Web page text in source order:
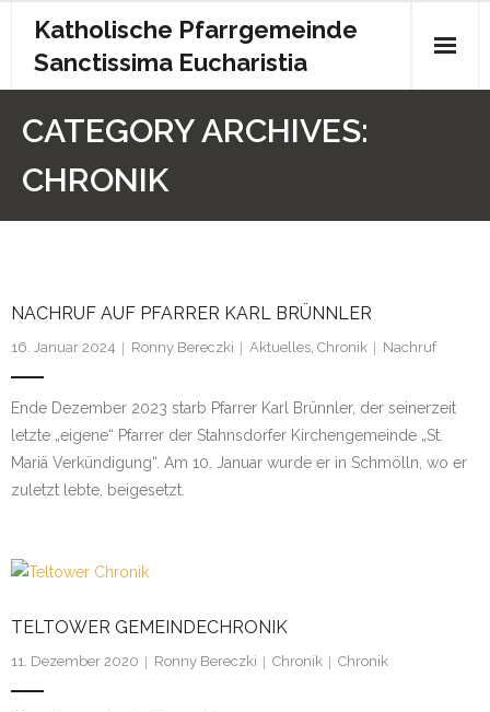
Katholische Pfarrgemeinde
Sanctissima Eucharistia
Archiv
Chronik
Impressum
CATEGORY ARCHIVES:
CHRONIK
NACHRUF AUF PFARRER KARL BRÜNNLER
16. Januar 2024 Ronny Bereczki Aktuelles, Chronik Nachruf
Ende Dezember 2023 starb Pfarrer Karl Brünnler, der seinerzeit
letzte „eigene“ Pfarrer der Stahnsdorfer Kirchengemeinde „St.
Mariä Verkündigung“. Am 10. Januar wurde er in Schmölln, wo er
zuletzt lebte, beigesetzt.
TELTOWER GEMEINDECHRONIK
11. Dezember 2020 Ronny Bereczki Chronik Chronik